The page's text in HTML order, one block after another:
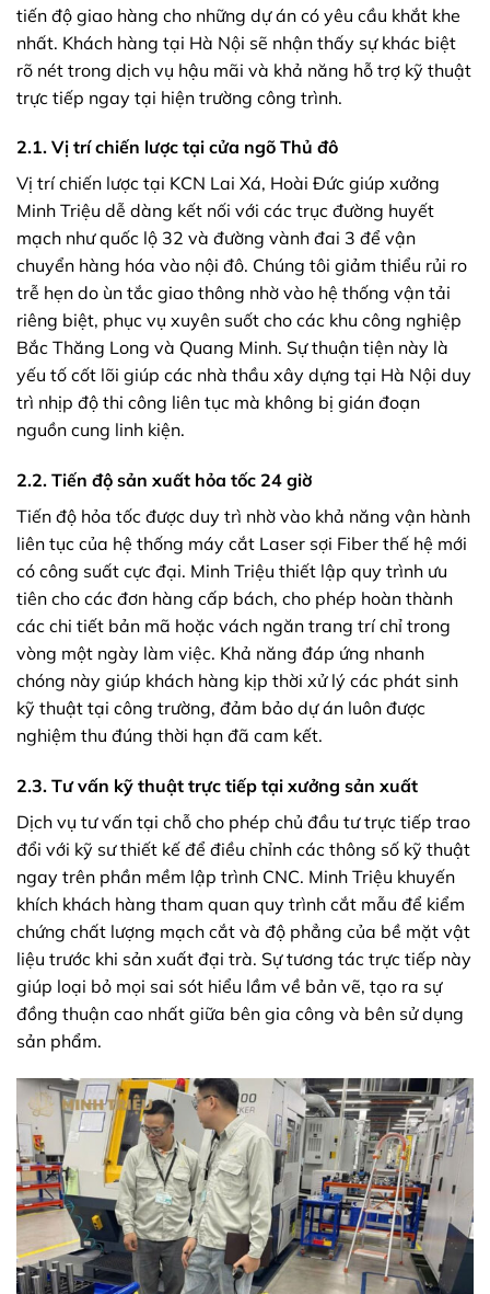
tiến độ giao hàng cho những dự án có yêu cầu khắt khe
nhất. Khách hàng tại Hà Nội sẽ nhận thấy sự khác biệt
rõ nét trong dịch vụ hậu mãi và khả năng hỗ trợ kỹ thuật
trực tiếp ngay tại hiện trường công trình.
2.1. Vị trí chiến lược tại cửa ngõ Thủ đô
Vị trí chiến lược tại KCN Lai Xá, Hoài Đức giúp xưởng
Minh Triệu dễ dàng kết nối với các trục đường huyết
mạch như quốc lộ 32 và đường vành đai 3 để vận
chuyển hàng hóa vào nội đô. Chúng tôi giảm thiểu rủi ro
trễ hẹn do ùn tắc giao thông nhờ vào hệ thống vận tải
riêng biệt, phục vụ xuyên suốt cho các khu công nghiệp
Bắc Thăng Long và Quang Minh. Sự thuận tiện này là
yếu tố cốt lõi giúp các nhà thầu xây dựng tại Hà Nội duy
trì nhịp độ thi công liên tục mà không bị gián đoạn
nguồn cung linh kiện.
2.2. Tiến độ sản xuất hỏa tốc 24 giờ
Tiến độ hỏa tốc được duy trì nhờ vào khả năng vận hành
liên tục của hệ thống máy cắt Laser sợi Fiber thế hệ mới
có công suất cực đại. Minh Triệu thiết lập quy trình ưu
tiên cho các đơn hàng cấp bách, cho phép hoàn thành
các chi tiết bản mã hoặc vách ngăn trang trí chỉ trong
vòng một ngày làm việc. Khả năng đáp ứng nhanh
chóng này giúp khách hàng kịp thời xử lý các phát sinh
kỹ thuật tại công trường, đảm bảo dự án luôn được
nghiệm thu đúng thời hạn đã cam kết.
2.3. Tư vấn kỹ thuật trực tiếp tại xưởng sản xuất
Dịch vụ tư vấn tại chỗ cho phép chủ đầu tư trực tiếp trao
đổi với kỹ sư thiết kế để điều chỉnh các thông số kỹ thuật
ngay trên phần mềm lập trình CNC. Minh Triệu khuyến
khích khách hàng tham quan quy trình cắt mẫu để kiểm
chứng chất lượng mạch cắt và độ phẳng của bề mặt vật
liệu trước khi sản xuất đại trà. Sự tương tác trực tiếp này
giúp loại bỏ mọi sai sót hiểu lầm về bản vẽ, tạo ra sự
đồng thuận cao nhất giữa bên gia công và bên sử dụng
sản phẩm.